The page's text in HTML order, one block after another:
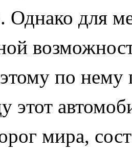
Однако для
по нему
этот
мира,